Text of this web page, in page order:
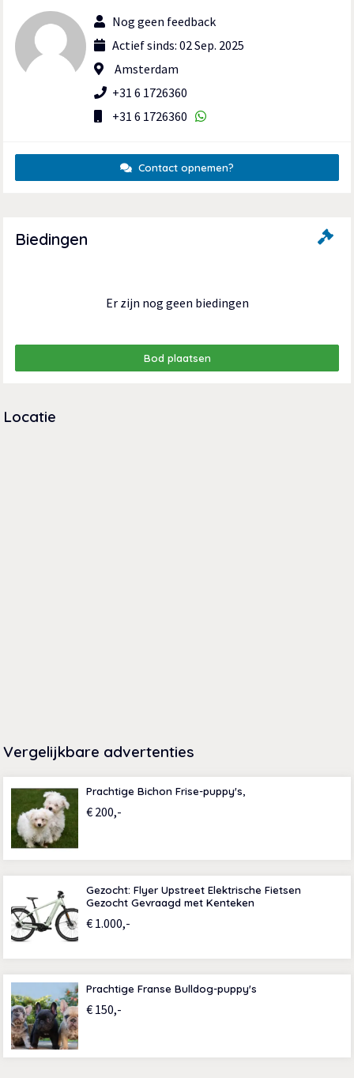
Nog geen feedback
Actief sinds: 02 Sep. 2025
Amsterdam
+31 6 1726360
+31 6 1726360
Contact opnemen?
Biedingen
Er zijn nog geen biedingen
Bod plaatsen
Locatie
Vergelijkbare advertenties
Prachtige Bichon Frise-puppy's,
€ 200,-
Gezocht: Flyer Upstreet Elektrische Fietsen
Gezocht Gevraagd met Kenteken
€ 1.000,-
Prachtige Franse Bulldog-puppy's
€ 150,-